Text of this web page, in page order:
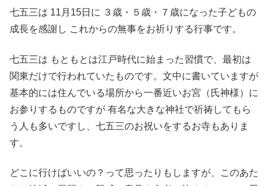
七五三は 11月15日に ３歳・５歳・７歳になった子どもの
成長を感謝し これからの無事をお祈りする行事です。
七五三は もともとは江戸時代に始まった習慣で、最初は
関東だけで行われていたものです。文中に書いていますが
基本的には住んでいる場所から一番近いお宮（氏神様）に
お参りするものですが 有名な大きな神社で祈祷してもら
う人も多いですし、七五三のお祝いをするお寺もありま
す。
どこに行けばいいの？って思ったりもしますが、このあた